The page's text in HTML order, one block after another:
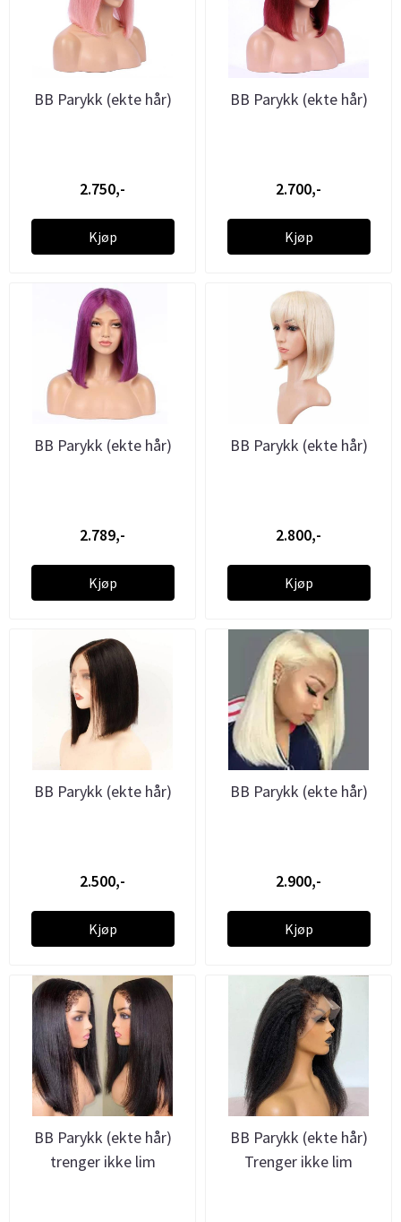
BB Parykk (ekte hår)
2.750,-
Kjøp
BB Parykk (ekte hår)
2.700,-
Kjøp
BB Parykk (ekte hår)
2.789,-
Kjøp
BB Parykk (ekte hår)
2.800,-
Kjøp
BB Parykk (ekte hår)
2.500,-
Kjøp
BB Parykk (ekte hår)
2.900,-
Kjøp
BB Parykk (ekte hår)
trenger ikke lim
BB Parykk (ekte hår)
Trenger ikke lim